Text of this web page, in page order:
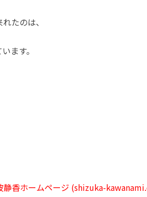
たのは、
ます。
静香ホームページ (shizuka-